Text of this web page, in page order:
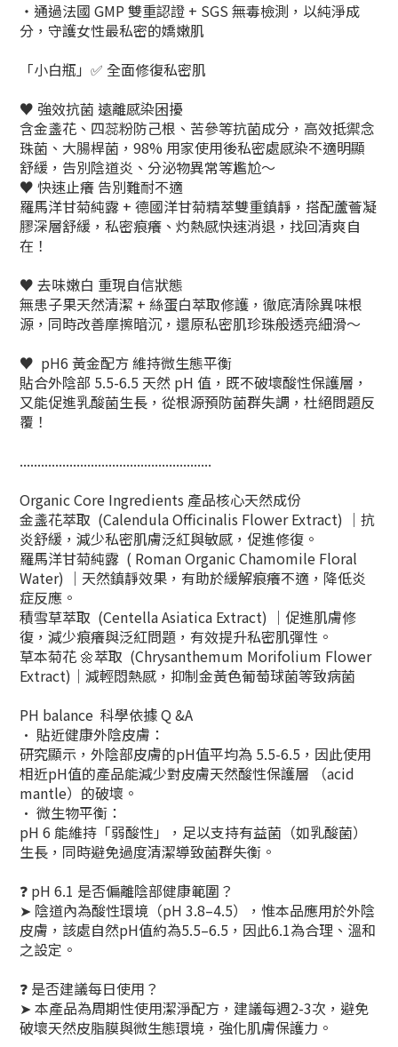
・通過法國 GMP 雙重認證 + SGS 無毒檢測，以純淨成
分，守護女性最私密的嬌嫩肌
「小白瓶」✅ 全面修復私密肌
♥️ 強效抗菌 遠離感染困擾​
含金盞花、四蕊粉防己根、苦參等抗菌成分，高效抵禦念
珠菌、大腸桿菌，98% 用家使用後私密處感染不適明顯
舒緩，告別陰道炎、分泌物異常等尷尬～​
♥️ 快速止癢 告別難耐不適​
羅馬洋甘菊純露 + 德國洋甘菊精萃雙重鎮靜，搭配蘆薈凝
膠深層舒緩，私密痕癢、灼熱感快速消退，找回清爽自
在！​
♥️ 去味嫩白 重現自信狀態​
無患子果天然清潔 + 絲蛋白萃取修護，徹底清除異味根
源，同時改善摩擦暗沉，還原私密肌珍珠般透亮細滑～​
♥️ pH6 黃金配方 維持微生態平衡​
貼合外陰部 5.5-6.5 天然 pH 值，既不破壞酸性保護層，
又能促進乳酸菌生長，從根源預防菌群失調，杜絕問題反
覆！
......................................................
Organic Core Ingredients 產品核心天然成份
金盞花萃取 (Calendula Officinalis Flower Extract) ｜抗
炎舒緩，減少私密肌膚泛紅與敏感，促進修復。
羅馬洋甘菊純露 ( Roman Organic Chamomile Floral
Water) ｜天然鎮靜效果，有助於緩解痕癢不適，降低炎
症反應。
積雪草萃取 (Centella Asiatica Extract) ｜促進肌膚修
復，減少痕癢與泛紅問題，有效提升私密肌彈性。
草本菊花 🌼萃取 (Chrysanthemum Morifolium Flower
Extract)｜減輕悶熱感，抑制金黃色葡萄球菌等致病菌
PH balance 科學依據 Q &A
• 貼近健康外陰皮膚：
研究顯示，外陰部皮膚的pH值平均為 5.5-6.5，因此使用
相近pH值的產品能減少對皮膚天然酸性保護層 （acid
mantle）的破壞。
• 微生物平衡：
pH 6 能維持「弱酸性」，足以支持有益菌（如乳酸菌）
生長，同時避免過度清潔導致菌群失衡。
❓ pH 6.1 是否偏離陰部健康範圍？
➤ 陰道內為酸性環境（pH 3.8–4.5），惟本品應用於外陰
皮膚，該處自然pH值約為5.5–6.5，因此6.1為合理、溫和
之設定。
❓ 是否建議每日使用？
➤ 本產品為周期性使用潔淨配方，建議每週2-3次，避免
破壞天然皮脂膜與微生態環境，強化肌膚保護力。